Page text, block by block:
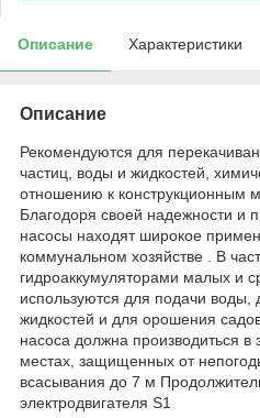
Описание Характеристики
Описание
Рекомендуются для
частиц, воды и жидкостей,
отношению к конструкционным
Благодоря своей надежности и
насосы находят широкое
коммунальном хозяйстве . В
гидроаккумуляторами малых и
используются для подачи воды,
жидкостей и для орошения
насоса должна производиться
местах, защищенных от
всасывания до 7 м
электродвигателя S1